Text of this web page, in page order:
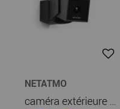
NETATMO
caméra extérieure intelligente netatmo connectée projecteur led inclus full hd (noc-pro)